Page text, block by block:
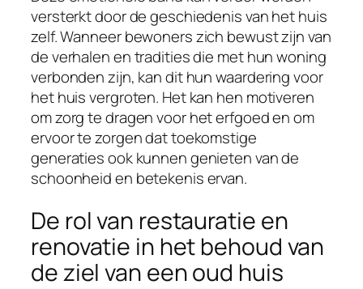
versterkt door de geschiedenis van het huis
zelf. Wanneer bewoners zich bewust zijn van
de verhalen en tradities die met hun woning
verbonden zijn, kan dit hun waardering voor
het huis vergroten. Het kan hen motiveren
om zorg te dragen voor het erfgoed en om
ervoor te zorgen dat toekomstige
generaties ook kunnen genieten van de
schoonheid en betekenis ervan.
De rol van restauratie en
renovatie in het behoud van
de ziel van een oud huis